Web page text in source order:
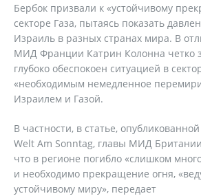
Бербок призвали к «устойчивому
секторе Газа, пытаясь показать
Израиль в разных странах мира. В
МИД Франции Катрин Колонна четко
глубоко обеспокоен ситуацией в
«необходимым немедленное
Израилем и Газой.
В частности, в статье,
Welt Am Sonntag, главы МИД
что в регионе погибло «слишком
и необходимо прекращение огня,
устойчивому миру», передает